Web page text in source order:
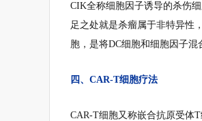
CIK全称细胞因子诱导的杀伤
足之处就是杀瘤属于非特异性
胞，是将DC细胞和细胞因子混
四、CAR-T细胞疗法
CAR-T细胞又称嵌合抗原受体